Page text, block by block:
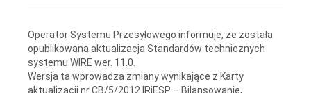
Operator Systemu Przesyłowego informuje, że została
opublikowana aktualizacja Standardów technicznych
systemu WIRE wer. 11.0.
Wersja ta wprowadza zmiany wynikające z Karty
aktualizacji nr CB/5/2012 IRiESP – Bilansowanie,